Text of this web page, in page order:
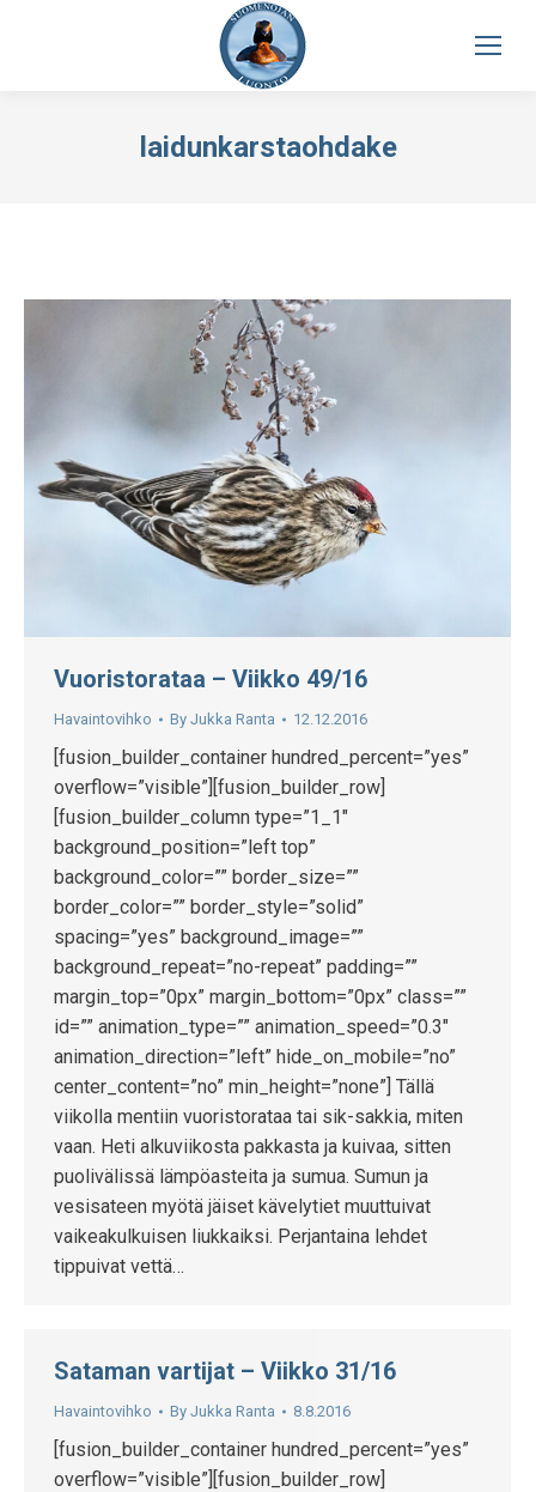
laidunkarstaohdake
Vuoristorataa – Viikko 49/16
Havaintovihko By Jukka Ranta 12.12.2016
[fusion_builder_container hundred_percent=”yes”
overflow=”visible”][fusion_builder_row]
[fusion_builder_column type=”1_1″
background_position=”left top”
background_color=”” border_size=””
border_color=”” border_style=”solid”
spacing=”yes” background_image=””
background_repeat=”no-repeat” padding=””
margin_top=”0px” margin_bottom=”0px” class=””
id=”” animation_type=”” animation_speed=”0.3″
animation_direction=”left” hide_on_mobile=”no”
center_content=”no” min_height=”none”] Tällä
viikolla mentiin vuoristorataa tai sik-sakkia, miten
vaan. Heti alkuviikosta pakkasta ja kuivaa, sitten
puolivälissä lämpöasteita ja sumua. Sumun ja
vesisateen myötä jäiset kävelytiet muuttuivat
vaikeakulkuisen liukkaiksi. Perjantaina lehdet
tippuivat vettä…
Sataman vartijat – Viikko 31/16
Havaintovihko By Jukka Ranta 8.8.2016
[fusion_builder_container hundred_percent=”yes”
overflow=”visible”][fusion_builder_row]